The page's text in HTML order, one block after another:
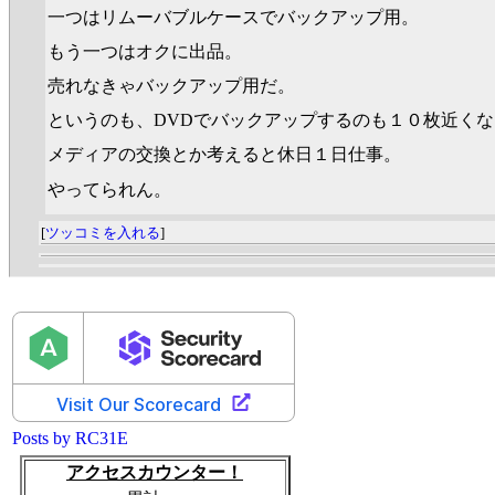
一つはリムーバブルケースでバックアップ用。
もう一つはオクに出品。
売れなきゃバックアップ用だ。
というのも、DVDでバックアップするのも１０枚近く
メディアの交換とか考えると休日１日仕事。
やってられん。
[ツッコミを入れる]
Posts by RC31E
アクセスカウンター！